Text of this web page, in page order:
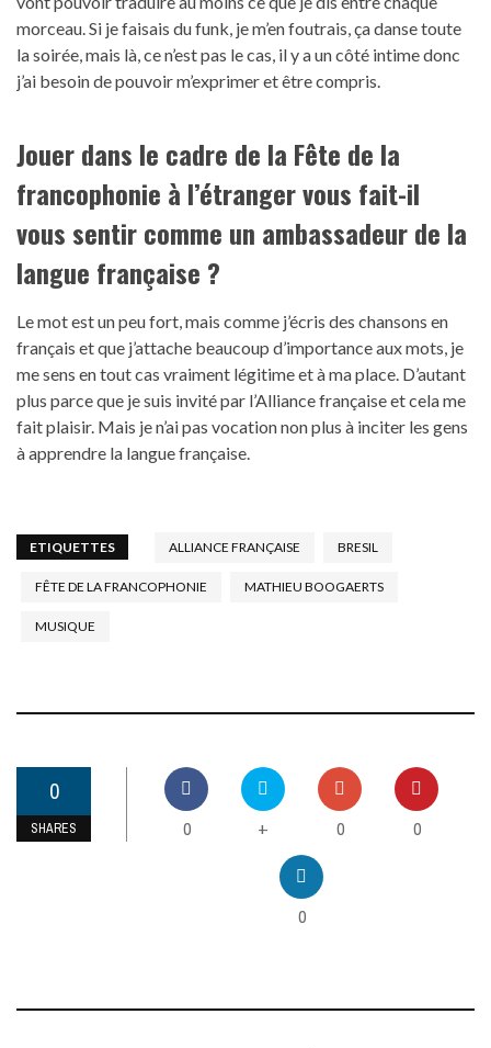
morceau. Si je faisais du funk, je m’en foutrais, ça danse toute
la soirée, mais là, ce n’est pas le cas, il y a un côté intime donc
j’ai besoin de pouvoir m’exprimer et être compris.
Jouer dans le cadre de la Fête de la
francophonie à l’étranger vous fait-il
vous sentir comme un ambassadeur de la
langue française ?
Le mot est un peu fort, mais comme j’écris des chansons en
français et que j’attache beaucoup d’importance aux mots, je
me sens en tout cas vraiment légitime et à ma place. D’autant
plus parce que je suis invité par l’Alliance française et cela me
fait plaisir. Mais je n’ai pas vocation non plus à inciter les gens
à apprendre la langue française.
ETIQUETTES ALLIANCE FRANÇAISE BRESIL
FÊTE DE LA FRANCOPHONIE MATHIEU BOOGAERTS
MUSIQUE
0
SHARES 0 + 0 0
0